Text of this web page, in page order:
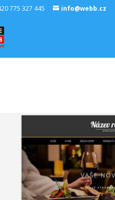
775 327 445 info@webb.cz